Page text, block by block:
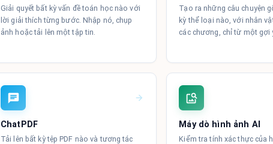
Giải quyết bất kỳ vấn đề toán học nào với
lời giải thích từng bước. Nhập nó, chụp
ảnh hoặc tải lên một tập tin.
Tạo ra những câu chuyện
kỳ thể loại nào, với nhân
các chương, chỉ từ một gợi
ChatPDF
Tải lên bất kỳ tệp PDF nào và tương tác
Máy dò hình ảnh AI
Kiểm tra tính xác thực của